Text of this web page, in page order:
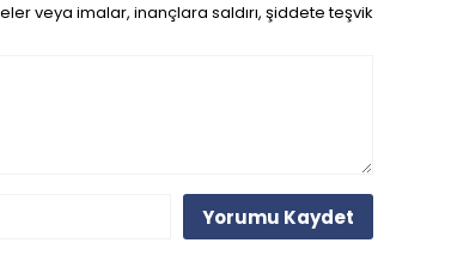
veya imalar, inançlara saldırı, şiddete teşvik
Yorumu Kaydet